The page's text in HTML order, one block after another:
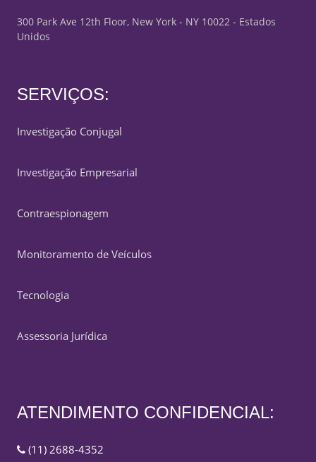
300 Park Ave 12th Floor, New York - NY 10022 - Estados
Unidos
SERVIÇOS:
Investigação Conjugal
Investigação Empresarial
Contraespionagem
Monitoramento de Veículos
Tecnologia
Assessoria Jurídica
ATENDIMENTO CONFIDENCIAL:
(11) 2688-4352